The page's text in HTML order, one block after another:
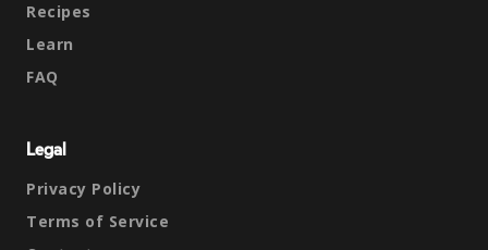
Recipes
Learn
FAQ
Legal
Privacy Policy
Terms of Service